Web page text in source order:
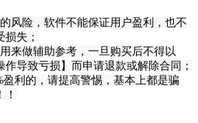
风险，软件不能保证用户盈利，也不
损失 ；
来做辅助参考，一旦购买后不得以
作导致亏损】而申请退款或解除合同；
盈利的，请提高警惕，基本上都是骗